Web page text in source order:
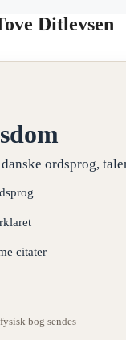
Ditlevsen
ordsprog,
citater
bog sendes